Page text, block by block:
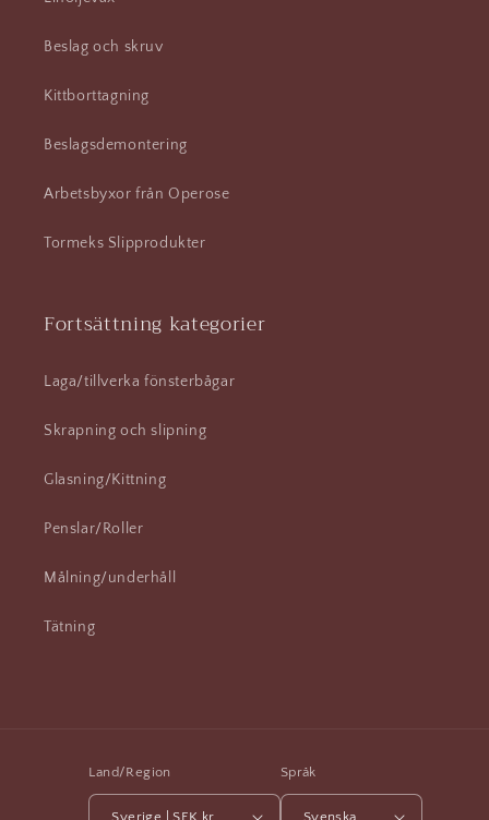
Beslag och skruv
Kittborttagning
Beslagsdemontering
Arbetsbyxor från Operose
Tormeks Slipprodukter
Fortsättning kategorier
Laga/tillverka fönsterbågar
Skrapning och slipning
Glasning/Kittning
Penslar/Roller
Målning/underhåll
Tätning
Land/Region
Sverige | SEK kr
Språk
Svenska